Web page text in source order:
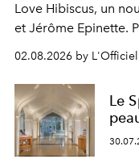
Love Hibiscus, un
et Jérôme Epinette.
à fait irrésistible.
02.08.2026 by
Le